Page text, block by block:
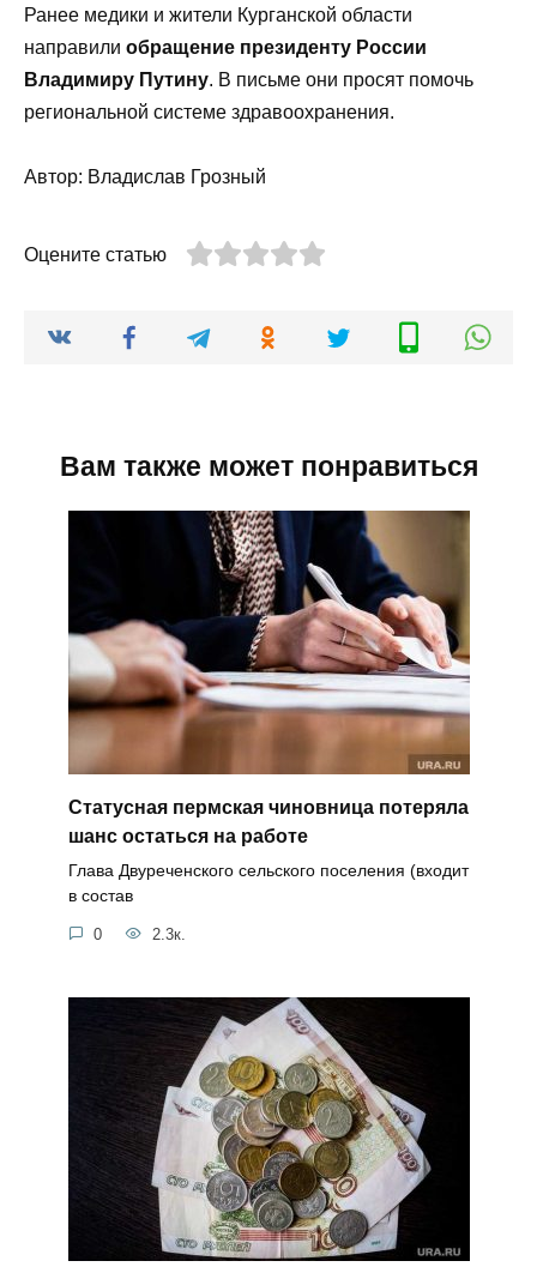
Ранее медики и жители Курганской области
направили обращение президенту России
Владимиру Путину. В письме они просят помочь
региональной системе здравоохранения.
Автор: Владислав Грозный
Оцените статью
Вам также может понравиться
Статусная пермская чиновница потеряла
шанс остаться на работе
Глава Двуреченского сельского поселения (входит
в состав
0 2.3к.